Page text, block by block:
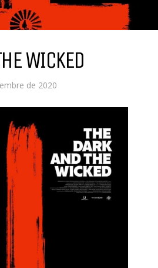
WICKED
de 2020